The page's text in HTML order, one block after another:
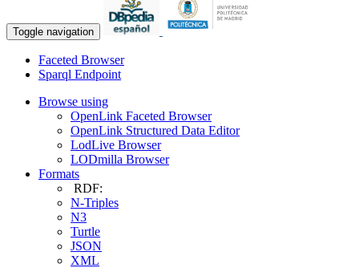
Toggle navigation
Faceted Browser
Sparql Endpoint
Browse using
OpenLink Faceted Browser
OpenLink Structured Data Editor
LodLive Browser
LODmilla Browser
Formats
RDF:
N-Triples
N3
Turtle
JSON
XML